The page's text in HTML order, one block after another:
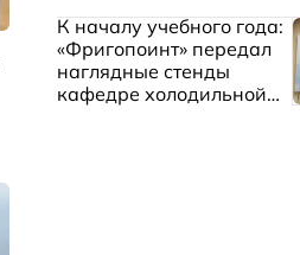
охлаждения жидкостей»
К началу учебного года:
«Фригопоинт» передал
наглядные стенды
кафедре холодильной